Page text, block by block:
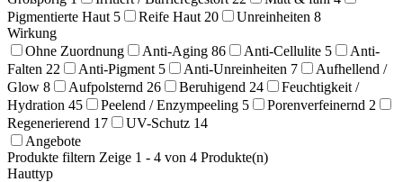
Pigmentierte Haut 5 Reife Haut 20 Unreinheiten 8
Wirkung
Ohne Zuordnung
Anti-Aging 86 Anti-Cellulite 5
Anti-
Falten 22 Anti-Pigment 5 Anti-Unreinheiten 7
Aufhellend /
Glow 8 Aufpolsternd 26 Beruhigend 24
Feuchtigkeit /
Hydration 45 Peelend / Enzympeeling 5 Porenverfeinernd 2
Regenerierend 17 UV-Schutz 14
Angebote
Produkte filtern Zeige 1 - 4 von 4 Produkte(n)
Hauttyp